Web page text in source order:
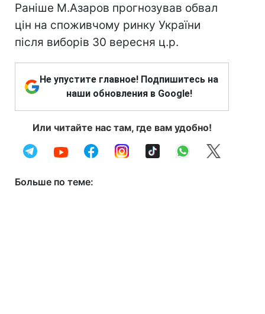
Раніше М.Азаров прогнозував обвал
цін на споживчому ринку України
після виборів 30 вересня ц.р.
Не упустите главное! Подпишитесь на
наши обновления в Google!
Или читайте нас там, где вам удобно!
Больше по теме: